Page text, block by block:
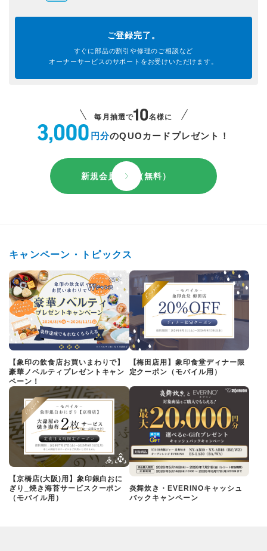
ご登録完了。
すぐに部品の割引や修理のご相談など
オーナーサービスのサポートを お受けいただけます。
毎月抽選で 名様に
円分のQUOカードプレゼント！
新規会員登録（無料）
キャンペーン・トピックス
【象印の飲食店お買いまわりで】
豪華ノベルティプレゼントキャン
ペーン！
【梅田店用】象印食堂ディナー限
定クーポン（モバイル用）
【京橋店(大阪)用】象印銀白おに
ぎり_焼き海苔サービスクーポン
（モバイル用）
炎舞炊き・EVERINOキャッシュ
バックキャンペーン